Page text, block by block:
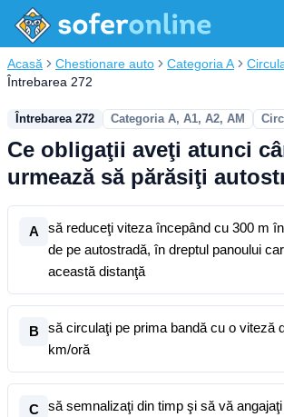
Acasă Chestionare auto Categoria A
Întrebarea 272
Întrebarea 272 Categoria A, A1, A2, AM
Ce obligaţii aveţi atunci
urmează să părăsiţi
A
să reduceţi viteza începând cu 300 m
de pe autostradă, în dreptul panoului
această distanţă
B
să circulaţi pe prima bandă cu o viteză
km/oră
C
să semnalizaţi din timp şi să vă